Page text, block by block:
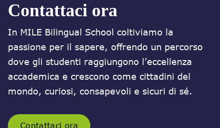
Contattaci ora
In MILE Bilingual School coltiviamo la
passione per il sapere, offrendo un percorso
dove gli studenti raggiungono l’eccellenza
accademica e crescono come cittadini del
mondo, curiosi, consapevoli e sicuri di sé.
Contattaci ora